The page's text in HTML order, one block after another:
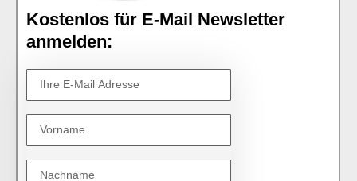
Kostenlos für E-Mail Newsletter
anmelden: